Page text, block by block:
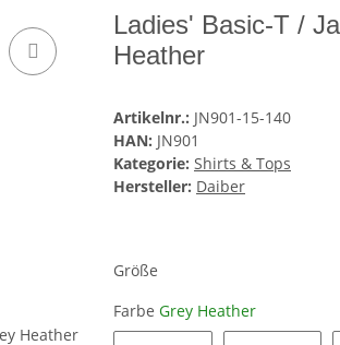
Ladies' Basic-T /
Heather
Artikelnr.: JN901-15-140
HAN: JN901
Kategorie: Shirts & Tops
Hersteller: Daiber
Größe
Farbe Grey Heather